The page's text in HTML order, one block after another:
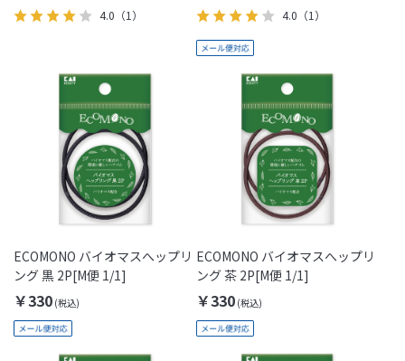
4.0 （1） 4.0 （1）
ECOMONO バイオマスへップリ
ング 黒 2P[M便 1/1]
￥330
ECOMONO バイオマスへップリ
ング 茶 2P[M便 1/1]
￥330